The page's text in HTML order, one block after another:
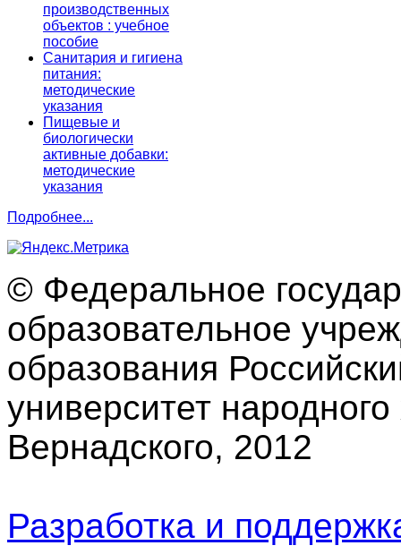
производственных
объектов : учебное
пособие
Санитария и гигиена
питания:
методические
указания
Пищевые и
биологически
активные добавки:
методические
указания
Подробнее...
© Федеральное
образовательное
образования
университет
Вернадского, 2012
Разработка и